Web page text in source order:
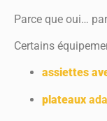
Parce que oui…
Certains
assiettes
plateaux